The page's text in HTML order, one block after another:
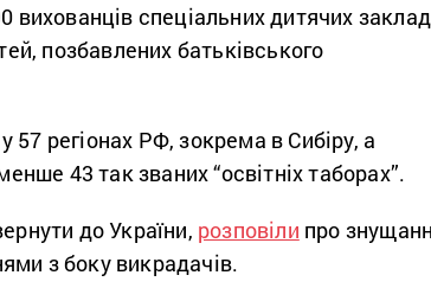
вихованців спеціальних дитячих
позбавлених батьківського
у 57 регіонах РФ, зокрема в Сибіру, а
43 так званих “освітніх таборах”.
до України, розповіли про
з боку викрадачів.